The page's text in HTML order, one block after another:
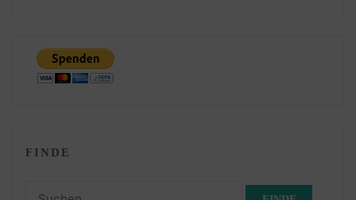
FINDE
Suchen